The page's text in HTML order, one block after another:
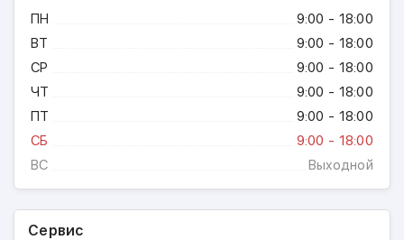
ПН
9:00 - 18:00
ВТ
9:00 - 18:00
СР
9:00 - 18:00
ЧТ
9:00 - 18:00
ПТ
9:00 - 18:00
СБ
9:00 - 18:00
ВС
Выходной
Сервис